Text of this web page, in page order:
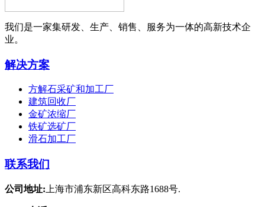
我们是一家集研发、生产、销售、服务为一体的高新技术企
业。
解决方案
方解石采矿和加工厂
建筑回收厂
金矿浓缩厂
铁矿选矿厂
滑石加工厂
联系我们
公司地址: 上海市浦东新区高科东路1688号.